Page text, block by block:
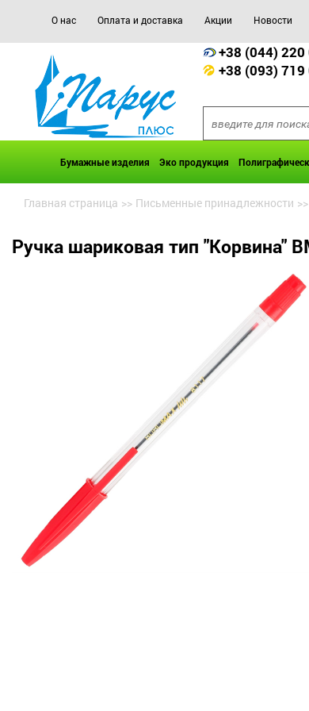
О нас Оплата и доставка Акции Новости
+38 (044) 220
+38 (093) 719
Бумажные изделия Эко продукция
Главная страница >> Письменные принадлежности >>
Ручка шариковая тип "Корвина"